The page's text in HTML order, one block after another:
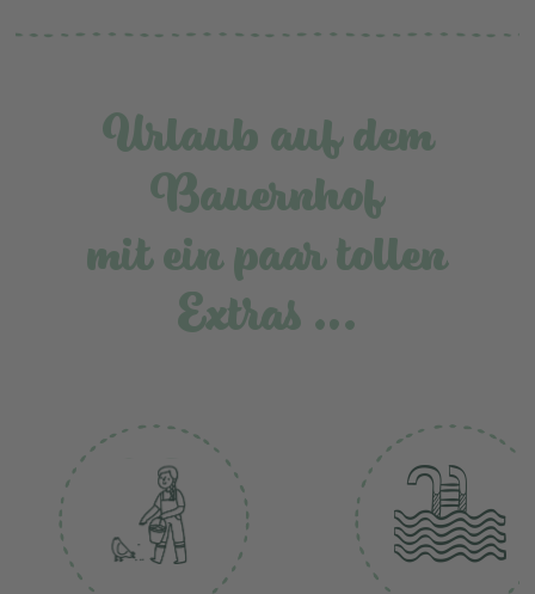
Urlaub auf dem
Bauernhof
mit ein paar tollen
Extras …